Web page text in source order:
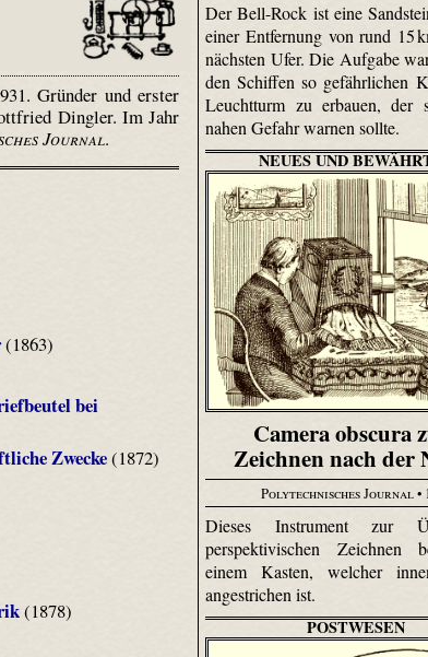
Gründer und erster
Dingler. Im Jahr
Journal.
(1863)
bei
Zwecke(1872)
(1878)
Der Bell-Rock ist eine
einer Entfernung von rund 15
nächsten Ufer. Die Aufgabe
den Schiffen so gefährlichen
Leuchtturm zu erbauen, der
nahen Gefahr warnen sollte.
NEUES UND
Camera obscura
Zeichnen nach der
Polytechnisches Journal•
Dieses Instrument zur
perspektivischen Zeichnen
einem Kasten, welcher
angestrichen ist.
POSTWESEN